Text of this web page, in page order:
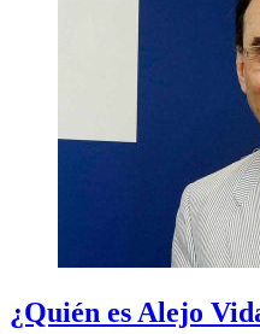
¿Quién es Alejo